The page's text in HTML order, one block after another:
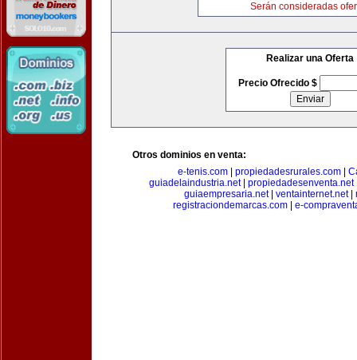
Serán consideradas
Realizar una Oferta
Precio Ofrecido $
Otros dominios en venta:
e-tenis.com
propiedadesrurales.com
guiadelaindustria.net propiedadesenventa.net
guiaempresaria.net| ventainternet.net|
registraciondemarcas.com
e-